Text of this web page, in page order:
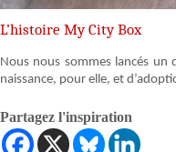
L’histoire My City Box
Nous nous sommes lancés un
naissance, pour elle, et
Partagez l'inspiration